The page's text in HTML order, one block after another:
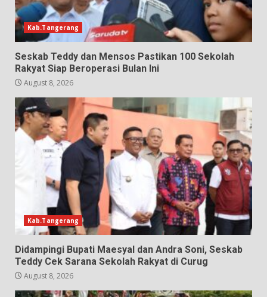
Kab.Tangerang
Seskab Teddy dan Mensos Pastikan 100 Sekolah
Rakyat Siap Beroperasi Bulan Ini
August 8, 2026
Kab.Tangerang
Didampingi Bupati Maesyal dan Andra Soni, Seskab
Teddy Cek Sarana Sekolah Rakyat di Curug
August 8, 2026